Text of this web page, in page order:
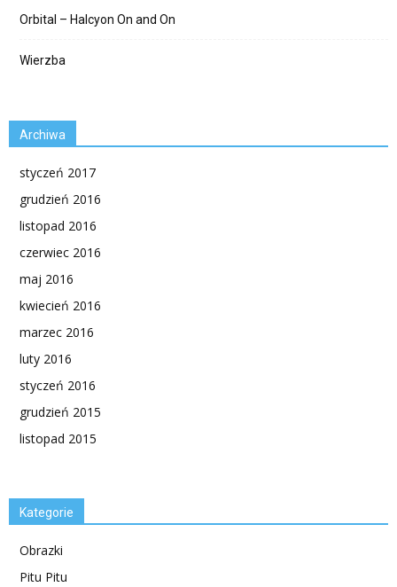
Orbital – Halcyon On and On
Wierzba
Archiwa
styczeń 2017
grudzień 2016
listopad 2016
czerwiec 2016
maj 2016
kwiecień 2016
marzec 2016
luty 2016
styczeń 2016
grudzień 2015
listopad 2015
Kategorie
Obrazki
Pitu Pitu